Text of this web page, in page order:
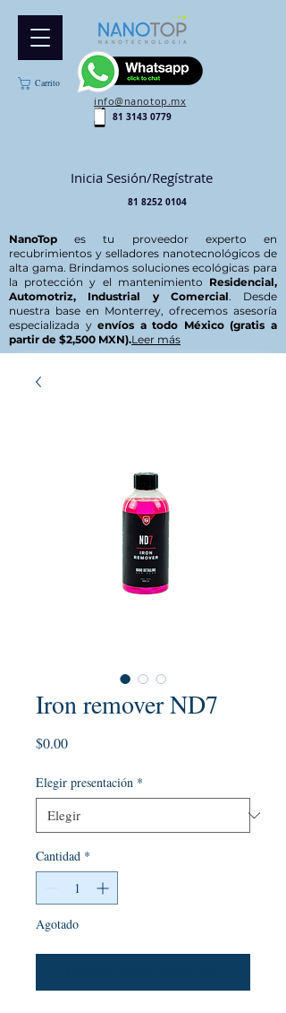
Carrito
info@nanotop.mx
81 3143 0779
Inicia Sesión/Regístrate
81 8252 0104
NanoTop es tu proveedor experto en
recubrimientos y selladores nanotecnológicos de
alta gama. Brindamos soluciones ecológicas para
la protección y el mantenimiento Residencial,
Automotriz, Industrial y Comercial. Desde
nuestra base en Monterrey, ofrecemos asesoría
especializada yenvíos a todo México (gratis a
partir de $2,500 MXN).Leer más
Iron remover ND7
$0.00Precio
Elegir presentación *
Cantidad *
Agotado